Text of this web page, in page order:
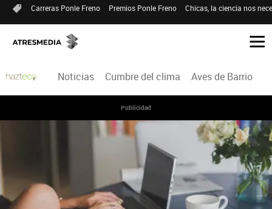
Carreras Ponle Freno Premios Ponle Freno Chicas, la ciencia nos
Noticias Cumbre del clima Aves de Barrio
Publicidad